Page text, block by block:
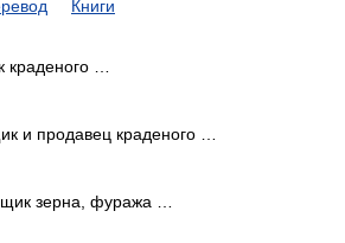
Книги
…
и продавец краденого …
зерна, фуража …